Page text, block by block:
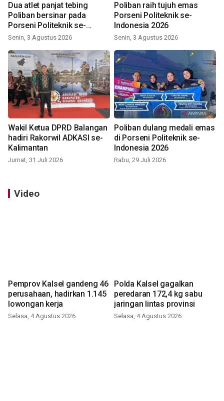
Dua atlet panjat tebing
Poliban bersinar pada
Porseni Politeknik se-
Indonesia 2026
Senin, 3 Agustus 2026
Poliban raih tujuh emas
Porseni Politeknik se-
Indonesia 2026
Senin, 3 Agustus 2026
Wakil Ketua DPRD Balangan
hadiri Rakorwil ADKASI se-
Kalimantan
Jumat, 31 Juli 2026
Poliban dulang medali emas
di Porseni Politeknik se-
Indonesia 2026
Rabu, 29 Juli 2026
Video
Pemprov Kalsel gandeng 46
perusahaan, hadirkan 1.145
lowongan kerja
Selasa, 4 Agustus 2026
Polda Kalsel gagalkan
peredaran 172,4 kg sabu
jaringan lintas provinsi
Selasa, 4 Agustus 2026